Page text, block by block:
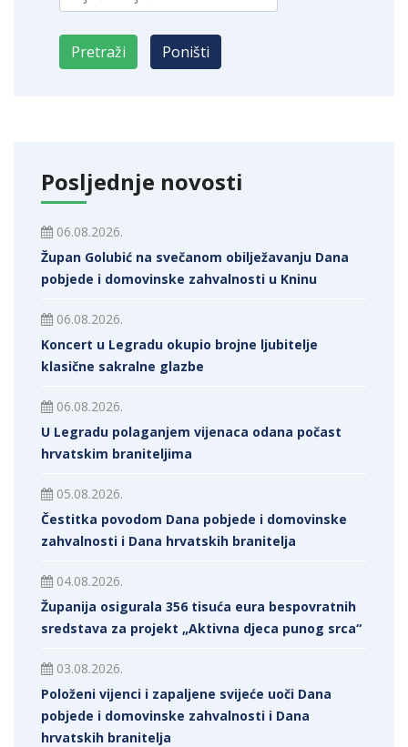
Posljednje novosti
06.08.2026.
Župan Golubić na svečanom obilježavanju Dana
pobjede i domovinske zahvalnosti u Kninu
06.08.2026.
Koncert u Legradu okupio brojne ljubitelje
klasične sakralne glazbe
06.08.2026.
U Legradu polaganjem vijenaca odana počast
hrvatskim braniteljima
05.08.2026.
Čestitka povodom Dana pobjede i domovinske
zahvalnosti i Dana hrvatskih branitelja
04.08.2026.
Županija osigurala 356 tisuća eura bespovratnih
sredstava za projekt „Aktivna djeca punog srca“
03.08.2026.
Položeni vijenci i zapaljene svijeće uoči Dana
pobjede i domovinske zahvalnosti i Dana
hrvatskih branitelja